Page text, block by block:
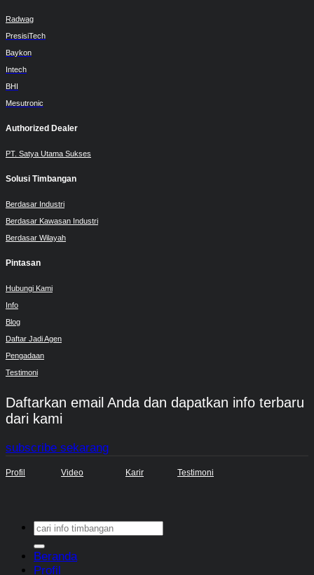
Radwag
PresisiTech
Baykon
Intech
BHI
Mesutronic
Authorized Dealer
PT. Satya Utama Sukses
Solusi Timbangan
Berdasar Industri
Berdasar Kawasan Industri
Berdasar Wilayah
Pintasan
Hubungi Kami
Info
Blog
Daftar Jadi Agen
Pengadaan
Testimoni
Daftarkan email Anda dan dapatkan info terbaru
dari kami
subscribe sekarang
Profil Video Karir Testimoni
Search
Beranda
Profil